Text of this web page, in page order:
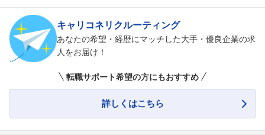
キャリコネリクルーティング
あなたの希望・経歴にマッチした大手・優良企業の求
人をお届け！
転職サポート希望の方にもおすすめ
詳しくはこちら